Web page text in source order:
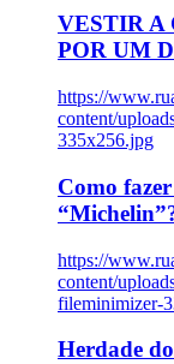
VESTIR A
POR UM
https://
content/
335x256.jpg
Como
https://
content/
fileminimizer-
Herdade